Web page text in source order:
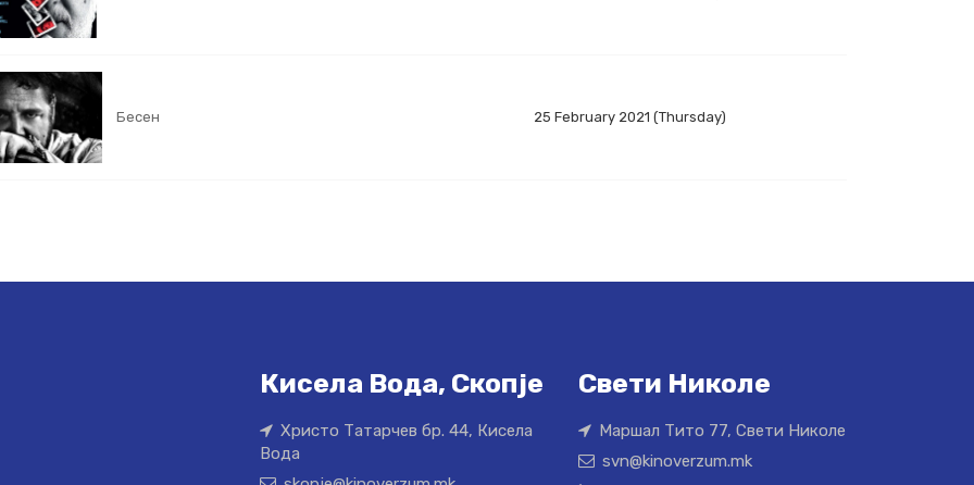
Бесен 25 February 2021 (Thursday)
Кисела Вода, Скопје
Христо Татарчев бр. 44, Кисела
Вода
Свети Николе
Маршал Тито 77, Свети Николе
svn@kinoverzum.mk